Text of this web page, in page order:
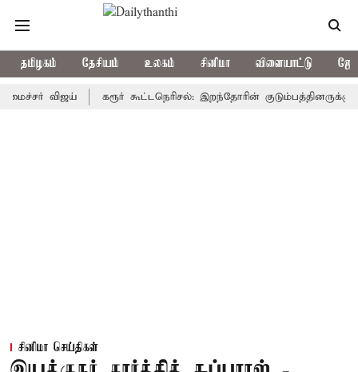
தமிழகம் தேசியம் உலகம் சினிமா விளையாட்டு
விஜய் கரூர் கூட்டநெரிசல்: இறந்தோரின் குடும்பத்தினருக்கு
சினிமா செய்திகள்